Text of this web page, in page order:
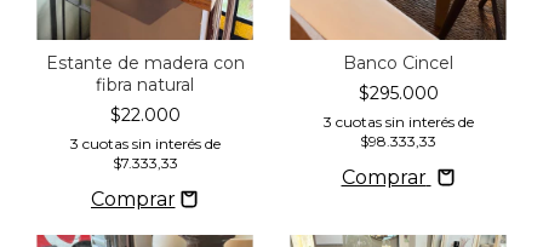
Estante de madera con
fibra natural
$22.000
3 cuotas sin interés de
$7.333,33
Banco Cincel
$295.000
3 cuotas sin interés de
$98.333,33
Comprar